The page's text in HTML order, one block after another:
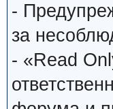
-
за
- «Read